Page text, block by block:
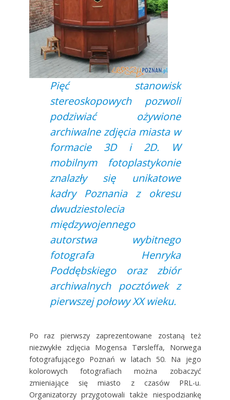
Pięć stanowisk
stereoskopowych pozwoli
podziwiać ożywione
archiwalne zdjęcia miasta w
formacie 3D i 2D. W
mobilnym fotoplastykonie
znalazły się unikatowe
kadry Poznania z okresu
dwudziestolecia
międzywojennego
autorstwa wybitnego
fotografa Henryka
Poddębskiego oraz zbiór
archiwalnych pocztówek z
pierwszej połowy XX wieku.
Po raz pierwszy zaprezentowane zostaną też
niezwykłe zdjęcia Mogensa Tørsleffa, Norwega
fotografującego Poznań w latach 50. Na jego
kolorowych fotografiach można zobaczyć
zmieniające się miasto z czasów PRL-u.
Organizatorzy przygotowali także niespodziankę